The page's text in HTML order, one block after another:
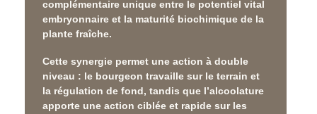
complémentaire uniqueentre le potentiel vital
embryonnaire et la maturité biochimique de la
plante fraîche.
Cette synergie permet une action à double
niveau : le bourgeon travaille sur le terrain et
la régulation de fond, tandis que l’alcoolature
apporte une action ciblée et rapidesur les